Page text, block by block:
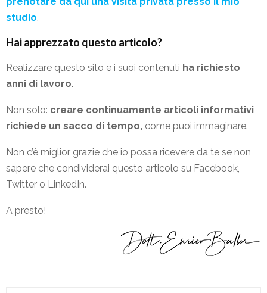
studio.
Hai apprezzato questo articolo?
Realizzare questo sito e i suoi contenuti ha richiesto
anni di lavoro.
Non solo: creare continuamente articoli informativi
richiede un sacco di tempo, come puoi immaginare.
Non c’è miglior grazie che io possa ricevere da te se non
sapere che condividerai questo articolo su Facebook,
Twitter o LinkedIn.
A presto!